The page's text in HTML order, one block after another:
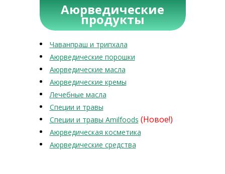
Аюрведические
продукты
Чаванпраш и трипхала
Аюрведические порошки
Аюрведические масла
Аюрведические кремы
Лечебные масла
Специи и травы
Специи и травы Amilfoods (Новое!)
Аюрведическая косметика
Аюрведические средства